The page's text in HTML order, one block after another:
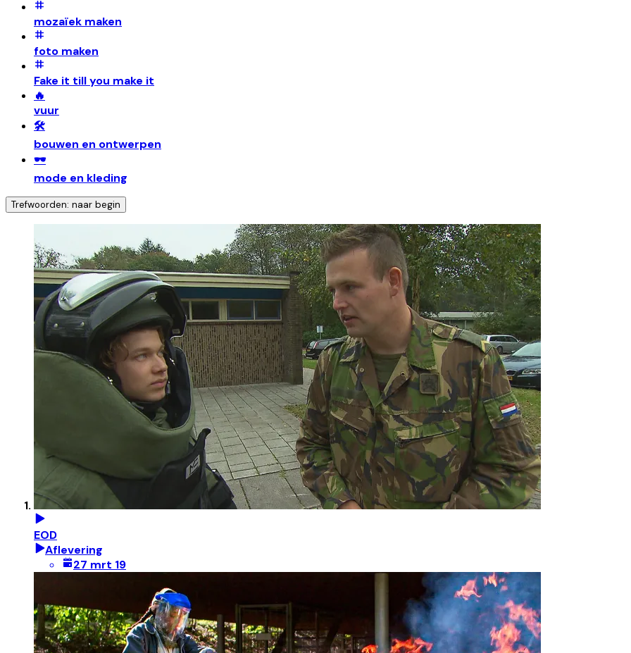
mozaïek maken
foto maken
Fake it till you make it
🔥
vuur
🛠️
bouwen en ontwerpen
🕶️
mode en kleding
Trefwoorden: naar begin
EOD
Aflevering
27 mrt 19